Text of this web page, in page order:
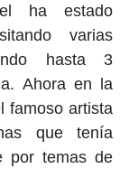
ha estado
varias
hasta 3
Ahora en la
famoso artista
que tenía
por temas de